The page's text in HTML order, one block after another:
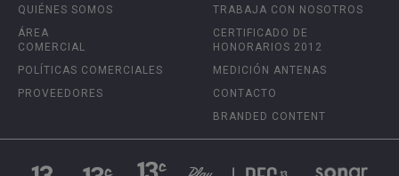
QUIÉNES SOMOS
ÁREA
COMERCIAL
POLÍTICAS COMERCIALES
PROVEEDORES
TRABAJA CON NOSOTROS
CERTIFICADO DE
HONORARIOS 2012
MEDICIÓN ANTENAS
CONTACTO
BRANDED CONTENT